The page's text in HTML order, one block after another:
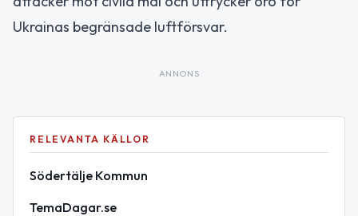
Ukrainas begränsade luftförsvar.
ANNONS
RELEVANTA KÄLLOR
Södertälje Kommun
TemaDagar.se